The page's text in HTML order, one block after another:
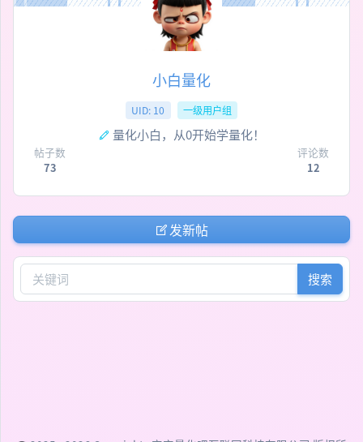
小白量化
UID: 10 一级用户组
量化小白，从0开始学量化！
帖子数
73
评论数
12
发新帖
搜索